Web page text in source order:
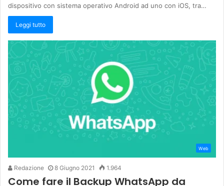
dispositivo con sistema operativo Android ad uno con iOS, tra…
Leggi tutto
Web
Redazione 8 Giugno 2021 1.964
Come fare il Backup WhatsApp da